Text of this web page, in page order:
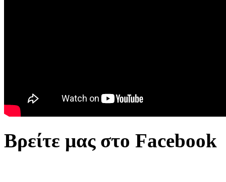
Βρείτε μας στο Facebook